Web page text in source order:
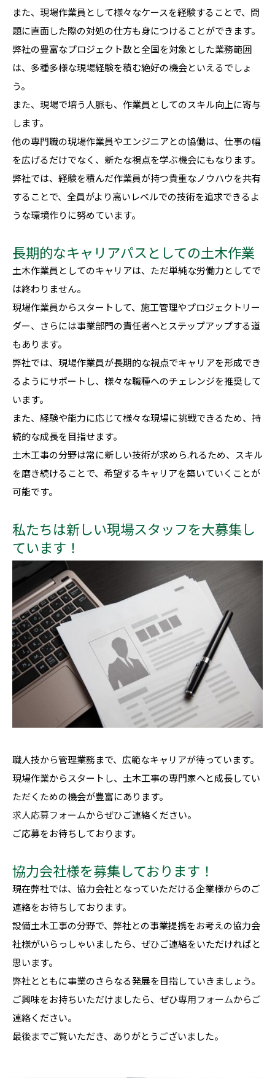
また、現場作業員として様々なケースを経験することで、問
題に直面した際の対処の仕方も身につけることができます。
弊社の豊富なプロジェクト数と全国を対象とした業務範囲
は、多種多様な現場経験を積む絶好の機会といえるでしょ
う。
また、現場で培う人脈も、作業員としてのスキル向上に寄与
します。
他の専門職の現場作業員やエンジニアとの協働は、仕事の幅
を広げるだけでなく、新たな視点を学ぶ機会にもなります。
弊社では、経験を積んだ作業員が持つ貴重なノウハウを共有
することで、全員がより高いレベルでの技術を追求できるよ
うな環境作りに努めています。
長期的なキャリアパスとしての土木作業
土木作業員としてのキャリアは、ただ単純な労働力としてで
は終わりません。
現場作業員からスタートして、施工管理やプロジェクトリー
ダー、さらには事業部門の責任者へとステップアップする道
もあります。
弊社では、現場作業員が長期的な視点でキャリアを形成でき
るようにサポートし、様々な職種へのチェレンジを推奨して
います。
また、経験や能力に応じて様々な現場に挑戦できるため、持
続的な成長を目指せます。
土木工事の分野は常に新しい技術が求めら.れるため、スキル
を磨き続けることで、希望するキャリアを築いていくことが
可能です。
私たちは新しい現場スタッフを大募集し
ています！
職人技から管理業務まで、広範なキャリアが待っています。
現場作業からスタートし、土木工事の専門家へと成長してい
ただくための機会が豊富にあります。
求人応募フォームからぜひご連絡ください。
ご応募をお待ちしております。
協力会社様を募集しております！
現在弊社では、協力会社となっていただける企業様からのご
連絡をお待ちしております。
設備土木工事の分野で、弊社との事業提携をお考えの協力会
社様がいらっしゃいましたら、ぜひご連絡をいただければと
思います。
弊社とともに事業のさらなる発展を目指していきましょう。
ご興味をお持ちいただけましたら、ぜひ専用フォームからご
連絡ください。
最後までご覧いただき、ありがとうございました。